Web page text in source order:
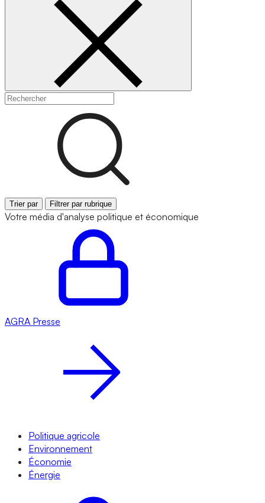
Trier par Filtrer par rubrique
Votre média d'analyse politique et économique
AGRA Presse
Politique agricole
Environnement
Économie
Énergie